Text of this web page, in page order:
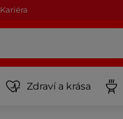
Kariéra
Zdraví a krása